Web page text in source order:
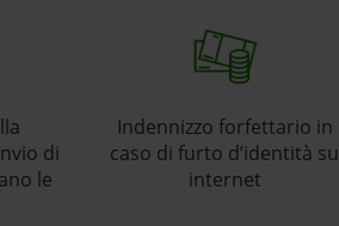
di
le
Indennizzo forfettario in
caso di furto d’identità su
internet